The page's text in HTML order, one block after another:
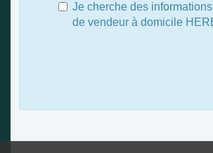
Je cherche des
de vendeur à domicile